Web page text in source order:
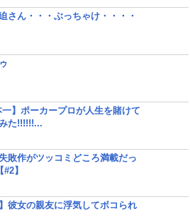
さん・・・ぶっちゃけ・・・・
一】ポーカープロが人生を賭けて
た!!!!!!...
敗作がツッコミどころ満載だっ
】
彼女の親友に浮気してボコられ